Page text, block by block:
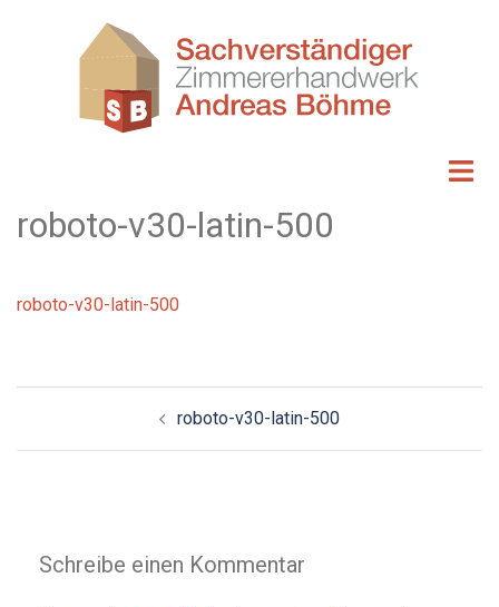
roboto-v30-latin-500
roboto-v30-latin-500
roboto-v30-latin-500
Schreibe einen Kommentar